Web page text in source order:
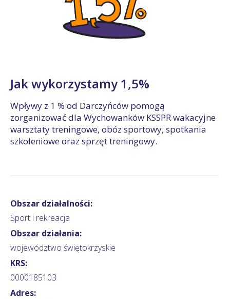
Jak wykorzystamy 1,5%
Wpływy z 1 % od Darczyńców pomogą
zorganizować dla Wychowanków KSSPR wakacyjne
warsztaty treningowe, obóz sportowy, spotkania
szkoleniowe oraz sprzęt treningowy.
Obszar działalności:
Sport i rekreacja
Obszar działania:
województwo świętokrzyskie
KRS:
0000185103
Adres: